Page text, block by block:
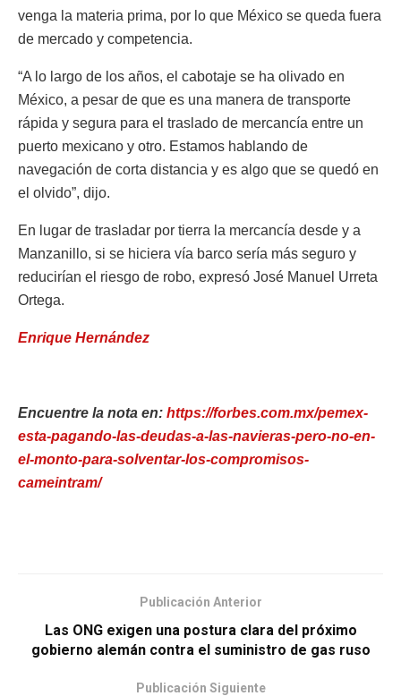
venga la materia prima, por lo que México se queda fuera
de mercado y competencia.
“A lo largo de los años, el cabotaje se ha olivado en
México, a pesar de que es una manera de transporte
rápida y segura para el traslado de mercancía entre un
puerto mexicano y otro. Estamos hablando de
navegación de corta distancia y es algo que se quedó en
el olvido”, dijo.
En lugar de trasladar por tierra la mercancía desde y a
Manzanillo, si se hiciera vía barco sería más seguro y
reducirían el riesgo de robo, expresó José Manuel Urreta
Ortega.
Enrique Hernández
Encuentre la nota en: https://forbes.com.mx/pemex-
esta-pagando-las-deudas-a-las-navieras-pero-no-en-
el-monto-para-solventar-los-compromisos-
cameintram/
Publicación Anterior
Las ONG exigen una postura clara del próximo
gobierno alemán contra el suministro de gas ruso
Publicación Siguiente